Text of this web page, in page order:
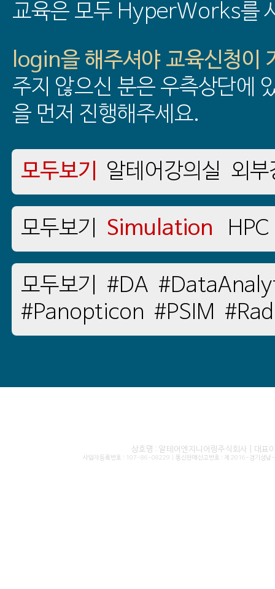
교육은 모두 HyperWorks를
login을 해주셔야 교육신청이
주지 않으신 분은 우측상단에
을 먼저 진행해주세요.
모두보기 알테어강의실 외부
모두보기 Simulation HPC
모두보기 #DA
#Panopticon #PSIM
상호명 : 알테어엔지니어링주식회사 | 대표
사업자등록번호 : 107-86-08229 | 통신판매신고번호 : 제 2016-경기성